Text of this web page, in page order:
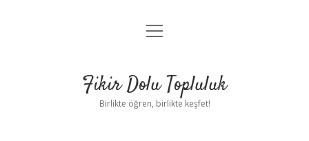
Anasayfa
Yasal Uyarı
menüyü
Fikir Dolu Topluluk
Birlikte öğren, birlikte keşfet!